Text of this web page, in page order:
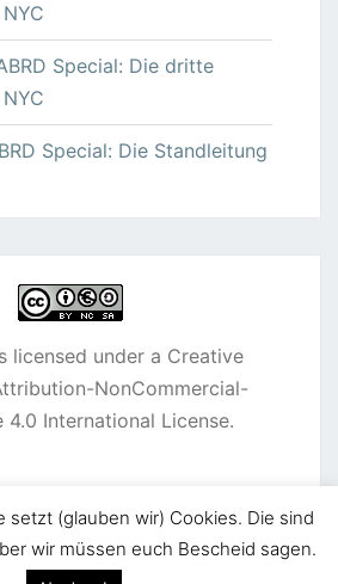
Special: Die dritte
Special: Die Standleitung
licensed under a Creative
NonCommercial-
4.0 International License.
von WordPress
Theme:
setzt (glauben wir) Cookies. Die sind
wir müssen euch Bescheid sagen.